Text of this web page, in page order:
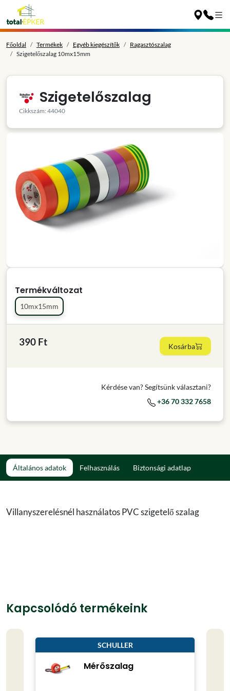
Főoldal Termékek Egyéb kiegészítők
Ragasztószalag
Szigetelőszalag 10mx15mm
Szigetelőszalag
Cikkszám: 44040
Termékváltozat
10mx15mm
390 Ft Kosárba
Kérdése van? Segítsünk választani?
+36 70 332 7658
Általános adatok Felhasználás Biztonsági adatlap
Villanyszerelésnél használatos PVC szigetelő szalag
Kapcsolódó termékeink
SCHULLER
Mérőszalag